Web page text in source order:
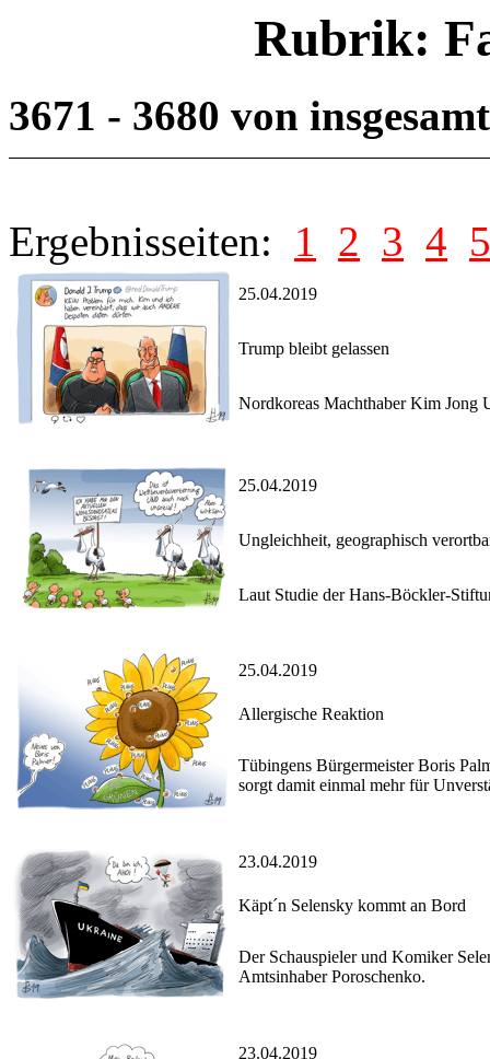
Rubrik:
3671 - 3680 von
Ergebnisseiten: 1 2 3 4 5
25.04.2019
Trump bleibt gelassen
Nordkoreas Machthaber Kim Jong
25.04.2019
Ungleichheit, geographisch
Laut Studie der Hans-Böckler-
25.04.2019
Allergische Reaktion
Tübingens Bürgermeister Boris
sorgt damit einmal mehr für
23.04.2019
Käpt´n Selensky kommt an Bord
Der Schauspieler und Komiker
Amtsinhaber Poroschenko.
23.04.2019